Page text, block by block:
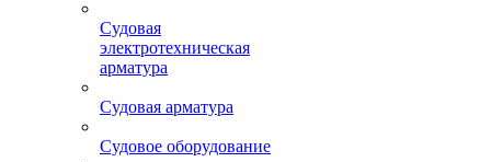
Судовая
электротехническая
арматура
Судовая арматура
Судовое оборудование